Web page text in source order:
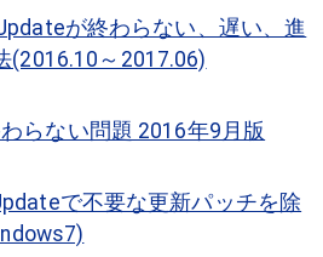
が終わらない、遅い、進
(2016.10～2017.06)
らない問題 2016年9月版
で不要な更新パッチを除